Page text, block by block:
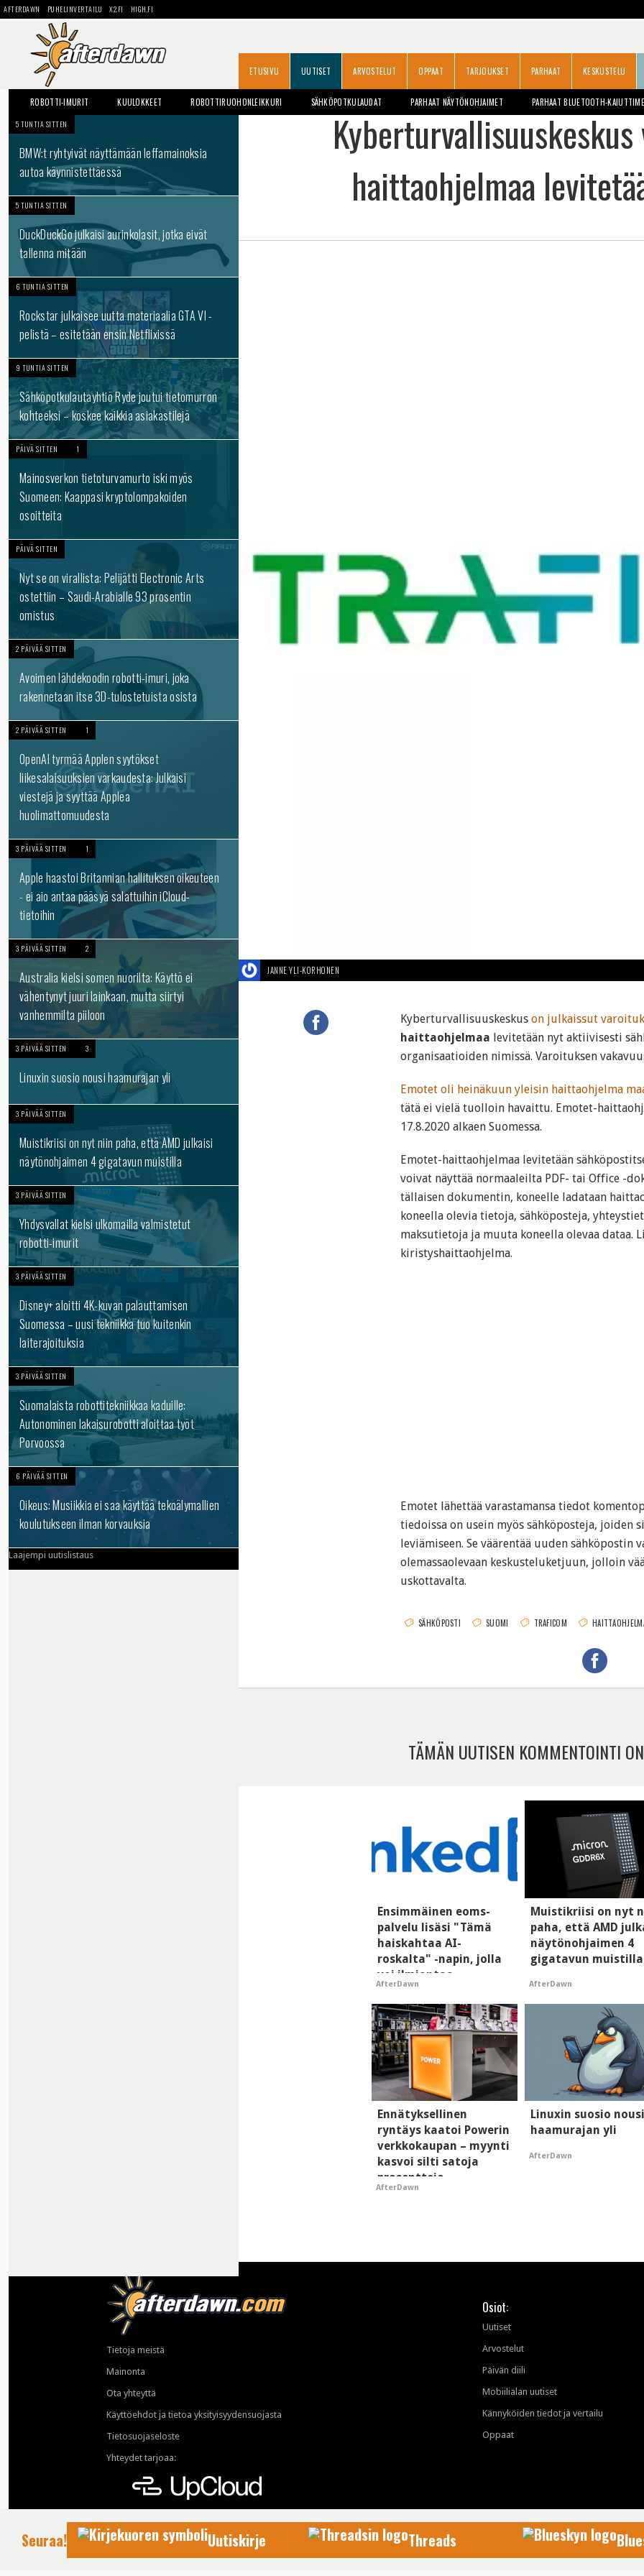
AFTERDAWN PUHELINVERTAILU X2.FI HIGH.FI
ETUSIVU UUTISET ARVOSTELUT OPPAAT TARJOUKSET PARHAAT KESKUSTELU
ROBOTTI-IMURIT KUULOKKEET ROBOTTIRUOHONLEIKKURI SÄHKÖPOTKULAUDAT PARHAAT NÄYTÖNOHJAIMET PARHAAT BLUETOOTH-
5 TUNTIA SITTEN
BMW:t ryhtyivät näyttämään leffamainoksia
autoa käynnistettäessä
5 TUNTIA SITTEN
DuckDuckGo julkaisi aurinkolasit, jotka eivät
tallenna mitään
6 TUNTIA SITTEN
Rockstar julkaisee uutta materiaalia GTA VI -
pelistä – esitetään ensin Netflixissä
9 TUNTIA SITTEN
Sähköpotkulautayhtiö Ryde joutui tietomurron
kohteeksi – koskee kaikkia asiakastilejä
PÄIVÄ SITTEN 1
Mainosverkon tietoturvamurto iski myös
Suomeen: Kaappasi kryptolompakoiden
osoitteita
PÄIVÄ SITTEN
Nyt se on virallista: Pelijätti Electronic Arts
ostettiin – Saudi-Arabialle 93 prosentin
omistus
2 PÄIVÄÄ SITTEN
Avoimen lähdekoodin robotti-imuri, joka
rakennetaan itse 3D-tulostetuista osista
2 PÄIVÄÄ SITTEN 1
OpenAI tyrmää Applen syytökset
liikesalaisuuksien varkaudesta: Julkaisi
viestejä ja syyttää Applea
huolimattomuudesta
3 PÄIVÄÄ SITTEN 1
Apple haastoi Britannian hallituksen oikeuteen
- ei aio antaa pääsyä salattuihin iCloud-
tietoihin
3 PÄIVÄÄ SITTEN 2
Australia kielsi somen nuorilta: Käyttö ei
vähentynyt juuri lainkaan, mutta siirtyi
vanhemmilta piiloon
3 PÄIVÄÄ SITTEN 3
Linuxin suosio nousi haamurajan yli
3 PÄIVÄÄ SITTEN
Muistikriisi on nyt niin paha, että AMD julkaisi
näytönohjaimen 4 gigatavun muistilla
3 PÄIVÄÄ SITTEN
Yhdysvallat kielsi ulkomailla valmistetut
robotti-imurit
3 PÄIVÄÄ SITTEN
Disney+ aloitti 4K-kuvan palauttamisen
Suomessa – uusi tekniikka tuo kuitenkin
laiterajoituksia
3 PÄIVÄÄ SITTEN
Suomalaista robottitekniikkaa kaduille:
Autonominen lakaisurobotti aloittaa työt
Porvoossa
6 PÄIVÄÄ SITTEN
Oikeus: Musiikkia ei saa käyttää tekoälymallien
koulutukseen ilman korvauksia
Laajempi uutislistaus
haittaohjelmaa
JANNE YLI-KORHONEN
Kyberturvallisuuskeskus on julkaissut
haittaohjelmaa levitetään nyt aktiivisesti
organisaatioiden nimissä. Varoituksen
Emotet oli heinäkuun yleisin haittaohjelma
tätä ei vielä tuolloin havaittu. Emotet-
17.8.2020 alkaen Suomessa.
Emotet-haittaohjelmaa levitetään
voivat näyttää normaaleilta PDF- tai Office -
tällaisen dokumentin, koneelle ladataan
koneella olevia tietoja, sähköposteja,
maksutietoja ja muuta koneella olevaa dataa.
kiristyshaittaohjelma.
Emotet lähettää varastamansa tiedot
tiedoissa on usein myös sähköposteja, joiden
leviämiseen. Se väärentää uuden sähköpostin
olemassaolevaan keskusteluketjuun, jolloin
uskottavalta.
SÄHKÖPOSTI SUOMI TRAFICOM
TÄMÄN UUTISEN KOMMENTOINTI
Ensimmäinen eoms-
palvelu lisäsi "Tämä
haiskahtaa AI-
roskalta" -napin, jolla
voi ilmiantaa
tekoälytauhkan
AfterDawn
Muistikriisi on nyt
paha, että AMD
näytönohjaimen 4
gigatavun muistilla
AfterDawn
Ennätyksellinen
ryntäys kaatoi Powerin
verkkokaupan – myynti
kasvoi silti satoja
prosentteja
AfterDawn
Linuxin suosio
haamurajan yli
AfterDawn
Tietoja meistä
Mainonta
Ota yhteyttä
Käyttöehdot ja tietoa yksityisyydensuojasta
Tietosuojaseloste
Yhteydet tarjoaa:
Osiot:
Uutiset
Arvostelut
Päivän diili
Mobiilialan uutiset
Kännyköiden tiedot ja vertailu
Oppaat
© 1999-2026 AfterDawn Oy
Seuraa! Uutiskirje Threads